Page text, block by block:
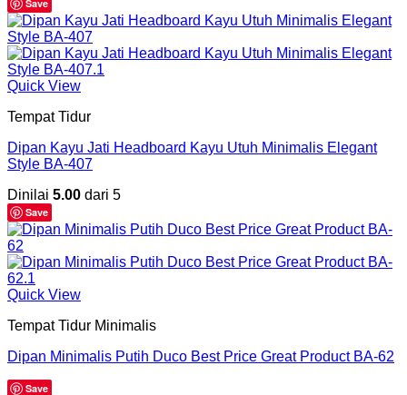
Save
Quick View
Tempat Tidur
Dipan Kayu Jati Headboard Kayu Utuh Minimalis Elegant
Style BA-407
Dinilai 5.00 dari 5
Save
Quick View
Tempat Tidur Minimalis
Dipan Minimalis Putih Duco Best Price Great Product BA-62
Save